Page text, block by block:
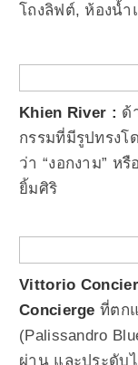
โถงลิฟต์, ห้องน้ำ
Khien River : ด้
กรรมที่มีรูปทรงโ
ว่า “งอกงาม” ห
ยิ้มศิริ
Vittorio
Concierge ที่ตก
(Palissandro
ผ่าน และประดับ